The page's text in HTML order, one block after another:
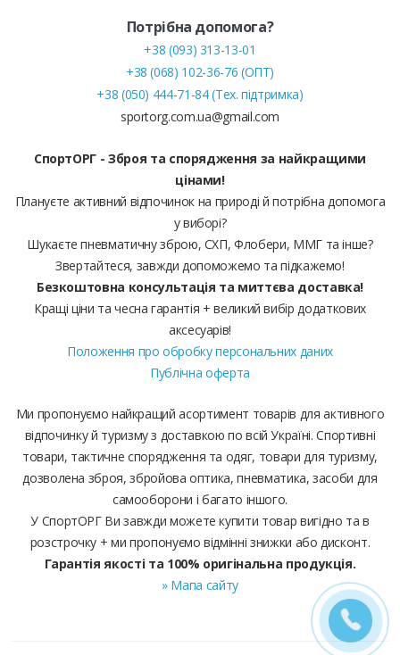
Потрібна допомога?
+38 (093) 313-13-01
+38 (068) 102-36-76 (ОПТ)
+38 (050) 444-71-84 (Тех. підтримка)
sportorg.com.ua@gmail.com
СпортОРГ - Зброя та спорядження за найкращими
цінами!
Плануєте активний відпочинок на природі й потрібна допомога
у виборі?
Шукаєте пневматичну зброю, СХП, Флобери, ММГ та інше?
Звертайтеся, завжди допоможемо та підкажемо!
Безкоштовна консультація та миттєва доставка!
Кращі ціни та чесна гарантія + великий вибір додаткових
аксесуарів!
Положення про обробку персональних даних
Публічна оферта
Ми пропонуємо найкращий асортимент товарів для активного
відпочинку й туризму з доставкою по всій Україні. Спортивні
товари, тактичне спорядження та одяг, товари для туризму,
дозволена зброя, збройова оптика, пневматика, засоби для
самооборони і багато іншого.
У СпортОРГ Ви завжди можете купити товар вигідно та в
розстрочку + ми пропонуємо відмінні знижки або дисконт.
Гарантія якості та 100% оригінальна продукція.
» Мапа сайту